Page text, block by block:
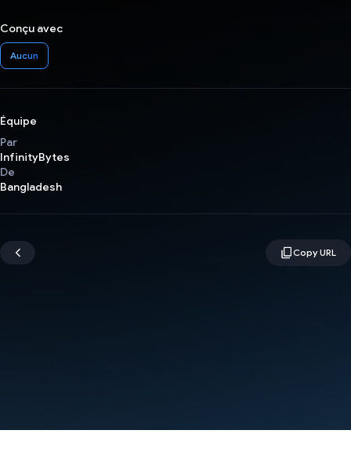
Conçu avec
Aucun
Équipe
Par
InfinityBytes
De
Bangladesh